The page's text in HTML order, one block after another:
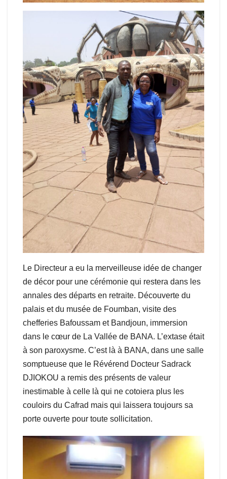
Le Directeur a eu la merveilleuse idée de changer
de décor pour une cérémonie qui restera dans les
annales des départs en retraite. Découverte du
palais et du musée de Foumban, visite des
chefferies Bafoussam et Bandjoun, immersion
dans le cœur de La Vallée de BANA. L’extase était
à son paroxysme. C’est là à BANA, dans une salle
somptueuse que le Révérend Docteur Sadrack
DJIOKOU a remis des présents de valeur
inestimable à celle là qui ne cotoiera plus les
couloirs du Cafrad mais qui laissera toujours sa
porte ouverte pour toute sollicitation.